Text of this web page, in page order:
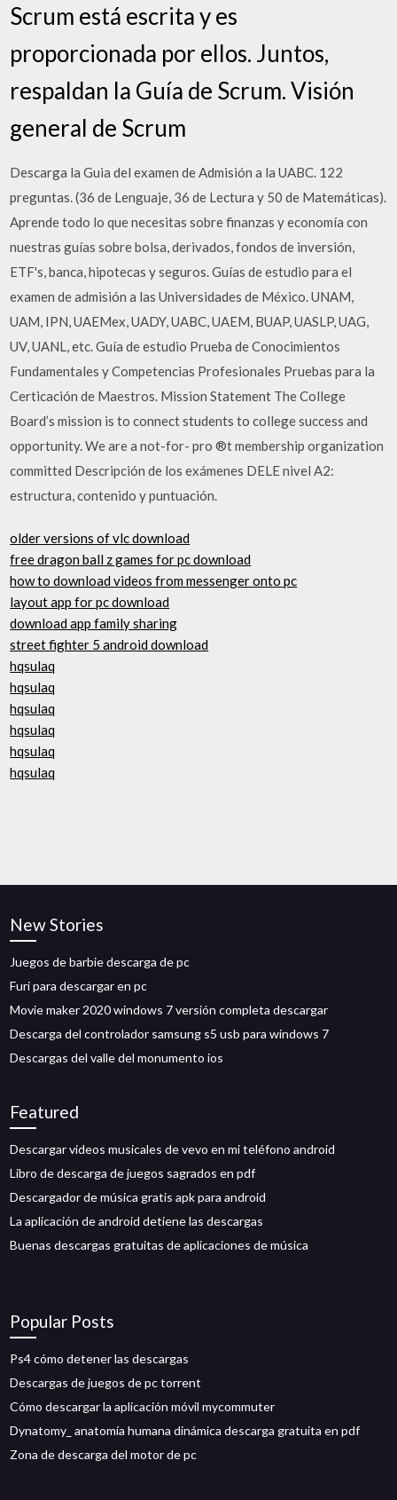
Scrum está escrita y es
proporcionada por ellos. Juntos,
respaldan la Guía de Scrum. Visión
general de Scrum
Descarga la Guia del examen de Admisión a la UABC. 122
preguntas. (36 de Lenguaje, 36 de Lectura y 50 de Matemáticas).
Aprende todo lo que necesitas sobre finanzas y economía con
nuestras guías sobre bolsa, derivados, fondos de inversión,
ETF's, banca, hipotecas y seguros. Guías de estudio para el
examen de admisión a las Universidades de México. UNAM,
UAM, IPN, UAEMex, UADY, UABC, UAEM, BUAP, UASLP, UAG,
UV, UANL, etc. Guía de estudio Prueba de Conocimientos
Fundamentales y Competencias Profesionales Pruebas para la
Certicación de Maestros. Mission Statement The College
Board’s mission is to connect students to college success and
opportunity. We are a not-for- pro ®t membership organization
committed Descripción de los exámenes DELE nivel A2:
estructura, contenido y puntuación.
older versions of vlc download
free dragon ball z games for pc download
how to download videos from messenger onto pc
layout app for pc download
download app family sharing
street fighter 5 android download
hqsulaq
hqsulaq
hqsulaq
hqsulaq
hqsulaq
hqsulaq
New Stories
Juegos de barbie descarga de pc
Furi para descargar en pc
Movie maker 2020 windows 7 versión completa descargar
Descarga del controlador samsung s5 usb para windows 7
Descargas del valle del monumento ios
Featured
Descargar videos musicales de vevo en mi teléfono android
Libro de descarga de juegos sagrados en pdf
Descargador de música gratis apk para android
La aplicación de android detiene las descargas
Buenas descargas gratuitas de aplicaciones de música
Popular Posts
Ps4 cómo detener las descargas
Descargas de juegos de pc torrent
Cómo descargar la aplicación móvil mycommuter
Dynatomy_ anatomía humana dinámica descarga gratuita en pdf
Zona de descarga del motor de pc